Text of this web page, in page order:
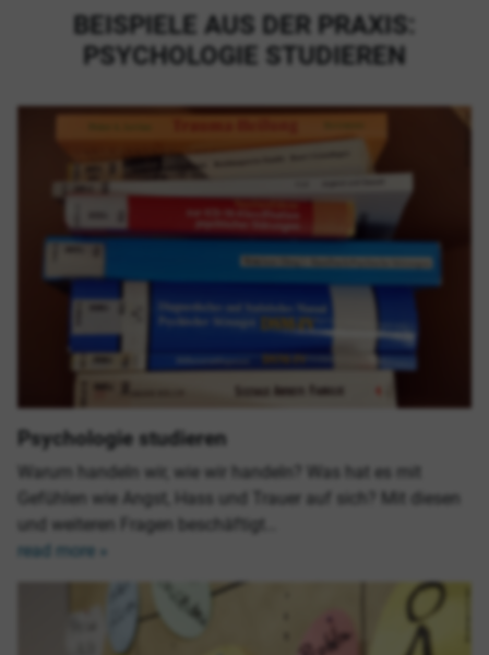
BEISPIELE AUS DER PRAXIS:
PSYCHOLOGIE STUDIEREN
Psychologie studieren
Warum handeln wir, wie wir handeln? Was hat es mit
Gefühlen wie Angst, Hass und Trauer auf sich? Mit diesen
und weiteren Fragen beschäftigt…
read more »